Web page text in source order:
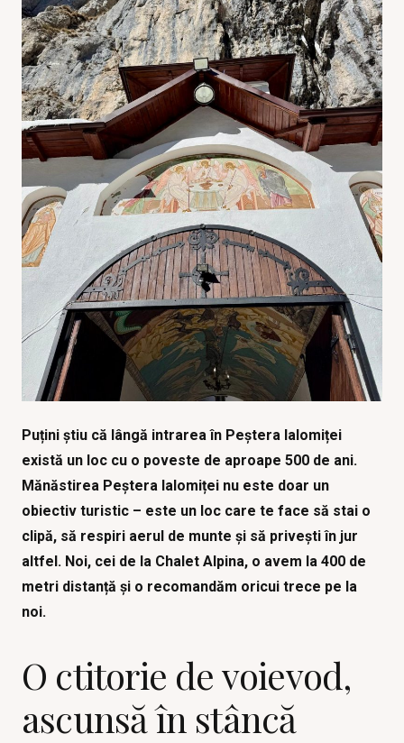
Puțini știu că lângă intrarea în Peștera Ialomiței
există un loc cu o poveste de aproape 500 de ani.
Mănăstirea Peștera Ialomiței nu este doar un
obiectiv turistic – este un loc care te face să stai o
clipă, să respiri aerul de munte și să privești în jur
altfel. Noi, cei de la Chalet Alpina, o avem la 400 de
metri distanță și o recomandăm oricui trece pe la
noi.
O ctitorie de voievod,
ascunsă în stâncă